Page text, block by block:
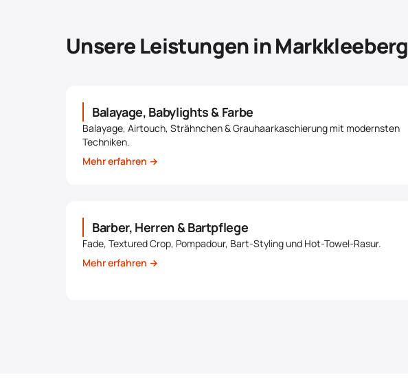
Unsere Leistungen in Markkleeberg
Balayage, Babylights & Farbe
Balayage, Airtouch, Strähnchen & Grauhaarkaschierung mit modernsten
Techniken.
Mehr erfahren →
Barber, Herren & Bartpflege
Fade, Textured Crop, Pompadour, Bart-Styling und Hot-Towel-Rasur.
Mehr erfahren →